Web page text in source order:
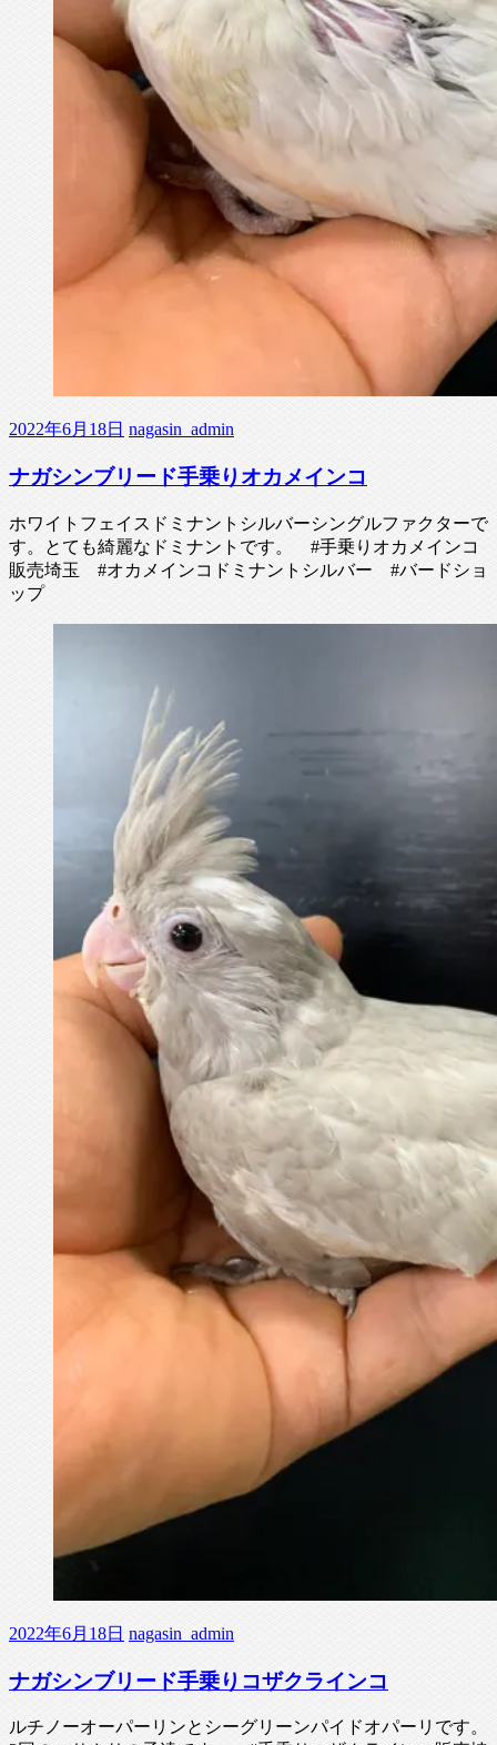
2022年6月18日 nagasin_admin
ナガシンブリード手乗りオカメインコ
ホワイトフェイスドミナントシルバーシングルファクターで
す。とても綺麗なドミナントです。 #手乗りオカメインコ
販売埼玉 #オカメインコドミナントシルバー #バードショ
ップ
2022年6月18日 nagasin_admin
ナガシンブリード手乗りコザクラインコ
ルチノーオーパーリンとシーグリーンパイドオパーリです。